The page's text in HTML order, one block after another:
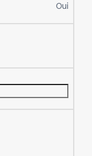
Oui